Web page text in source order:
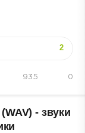
2
0
935
- звуки